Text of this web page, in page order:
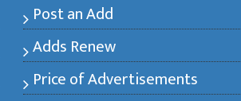
Post an Add
Adds Renew
Price of Advertisements